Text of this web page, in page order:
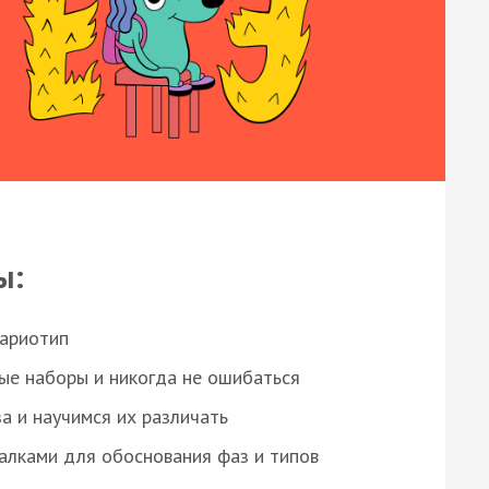
наборы и никогда не ошибаться
и научимся их различать
для обоснования фаз и типов